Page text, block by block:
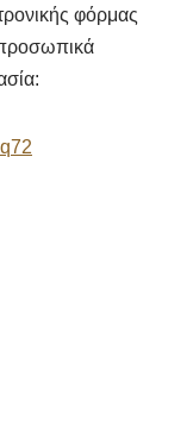
φόρμας
προσωπικά